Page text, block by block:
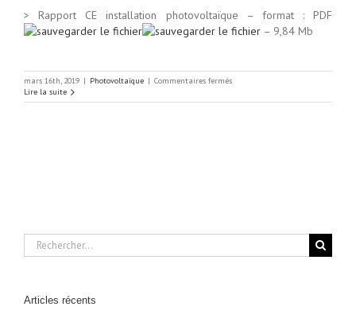
> Rapport CE installation photovoltaïque – format : PDF
– 9,84 Mb
mars 16th, 2019 | Photovoltaïque | Commentaires ferméssur
favorable
de
sur-
Lire la suite
Rechercher:
Articles récents